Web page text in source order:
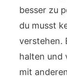
besser zu
du musst
verstehen.
halten und
mit